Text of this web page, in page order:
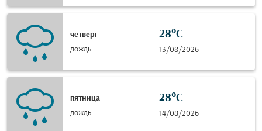
четверг
дождь
28°C
13/08/2026
пятница
дождь
28°C
14/08/2026